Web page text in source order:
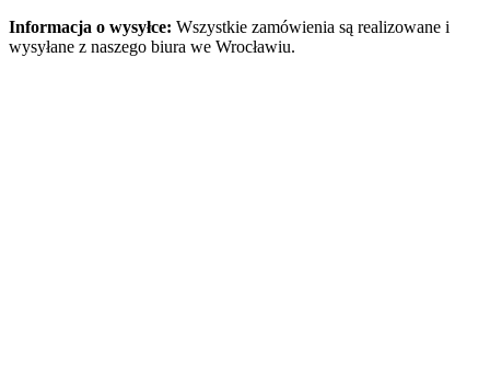
Informacja o wysyłce: Wszystkie zamówienia są realizowane i
wysyłane z naszego biura we Wrocławiu.